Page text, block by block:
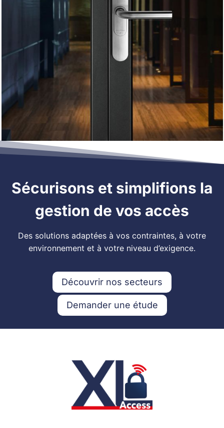
Sécurisons et simplifions la
gestion de vos accès
Des solutions adaptées à vos contraintes, à votre
environnement et à votre niveau d’exigence.
Découvrir nos secteurs
Demander une étude